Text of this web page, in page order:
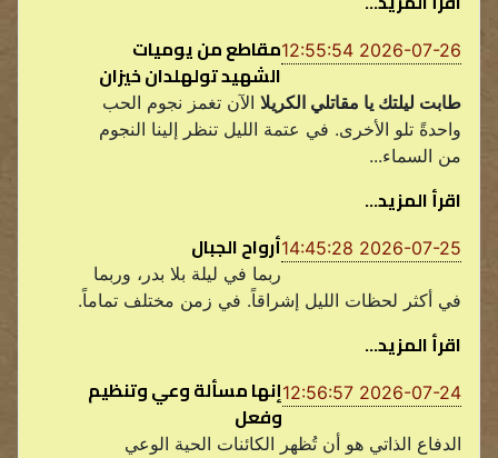
2026-07-26 12:55:54
مقاطع من يوميات
الشهيد تولهلدان خيزان
طابت ليلتك يا مقاتلي الكريلاالآن تغمز نجوم الحب
واحدةً تلو الأخرى. في عتمة الليل تنظر إلينا النجوم
من السماء...
اقرأ المزيد...
2026-07-25 14:45:28 أرواح الجبال
ربما في ليلة بلا بدر، وربما
في أكثر لحظات الليل إشراقاً. في زمن مختلف تماماً.
اقرأ المزيد...
2026-07-24 12:56:57
إنها مسألة وعي وتنظيم
وفعل
الدفاع الذاتي هو أن تُظهر الكائنات الحية الوعي